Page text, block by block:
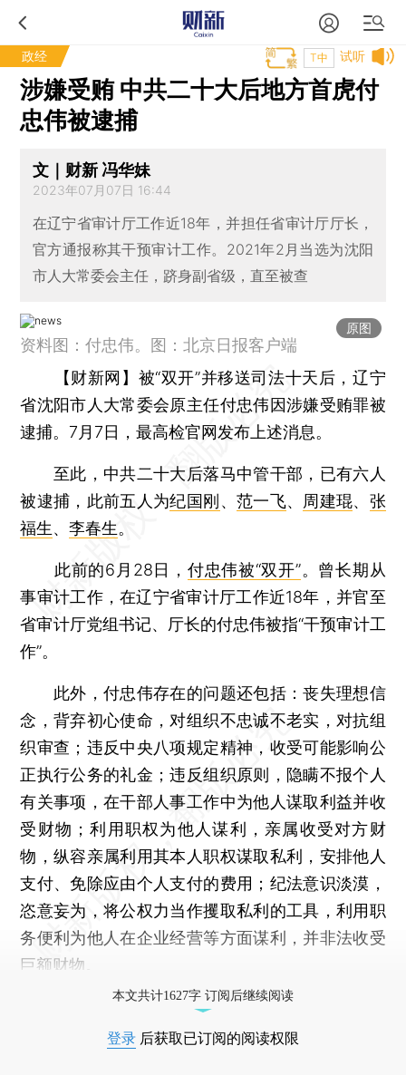
政经 试听
T中
涉嫌受贿 中共二十大后地方首虎付
忠伟被逮捕
文｜财新 冯华妹
2023年07月07日 16:44
在辽宁省审计厅工作近18年，并担任省审计厅厅长，
官方通报称其干预审计工作。2021年2月当选为沈阳
市人大常委会主任，跻身副省级，直至被查
原图
资料图：付忠伟。图：北京日报客户端
【财新网】 被“双开”并移送司法十天后，辽宁
省沈阳市人大常委会原主任付忠伟因涉嫌受贿罪被
逮捕。7月7日，最高检官网发布上述消息。
至此，中共二十大后落马中管干部，已有六人
被逮捕，此前五人为纪国刚 、 范一飞、 周建琨、 张
福生、李春生。
此前的6月28日， 付忠伟被“双开”。曾长期从
事审计工作，在辽宁省审计厅工作近18年，并官至
省审计厅党组书记、厅长的付忠伟被指“干预审计工
作”。
此外，付忠伟存在的问题还包括：丧失理想信
念，背弃初心使命，对组织不忠诚不老实，对抗组
织审查；违反中央八项规定精神，收受可能影响公
正执行公务的礼金；违反组织原则，隐瞒不报个人
有关事项，在干部人事工作中为他人谋取利益并收
受财物；利用职权为他人谋利，亲属收受对方财
物，纵容亲属利用其本人职权谋取私利，安排他人
支付、免除应由个人支付的费用；纪法意识淡漠，
恣意妄为，将公权力当作攫取私利的工具，利用职
务便利为他人在企业经营等方面谋利，并非法收受
巨额财物。
本文共计1627字 订阅后继续阅读
登录 后获取已订阅的阅读权限